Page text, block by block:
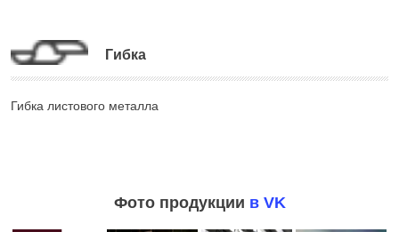
Гибка
Гибка листового металла
Фото продукции в VK